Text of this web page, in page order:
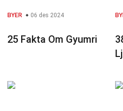
BYER 06 des 2024
25 Fakta Om Gyumri